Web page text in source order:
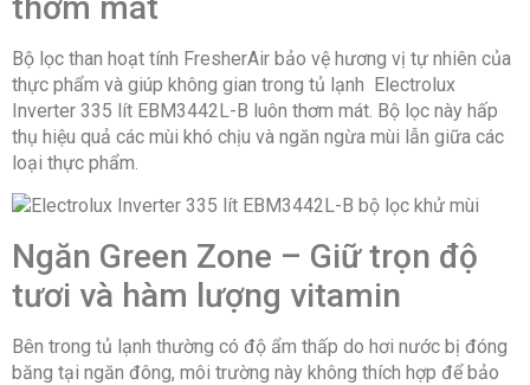
Bộ lọc than hoạt tính FresherAir bảo vệ hương vị tự nhiên của
thực phẩm và giúp không gian trong tủ lạnh Electrolux
Inverter 335 lít EBM3442L-B luôn thơm mát. Bộ lọc này hấp
thụ hiệu quả các mùi khó chịu và ngăn ngừa mùi lẫn giữa các
loại thực phẩm.
Ngăn Green Zone – Giữ trọn độ
tươi và hàm lượng vitamin
Bên trong tủ lạnh thường có độ ẩm thấp do hơi nước bị đóng
băng tại ngăn đông, môi trường này không thích hợp để bảo